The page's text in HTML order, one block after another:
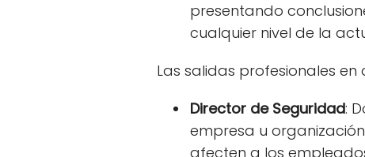
presentando
cualquier nivel de la
Las salidas profesionales
Director de Seguridad:
empresa u
afecten a los